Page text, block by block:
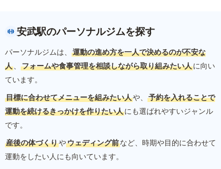
安武駅のパーソナルジムを探す
パーソナルジムは、
運動の進め方を一人で決めるのが不安な
人 、 フォームや食事管理を相談しながら取り組みたい人に向い
ています。
目標に合わせてメニューを組みたい人や、
予約を入れることで
運動を続けるきっかけを作りたい人にも選ばれやすいジャンル
です。
産後の体づくりやウェディング前など、時期や目的に合わせて
運動をしたい人にも向いています。